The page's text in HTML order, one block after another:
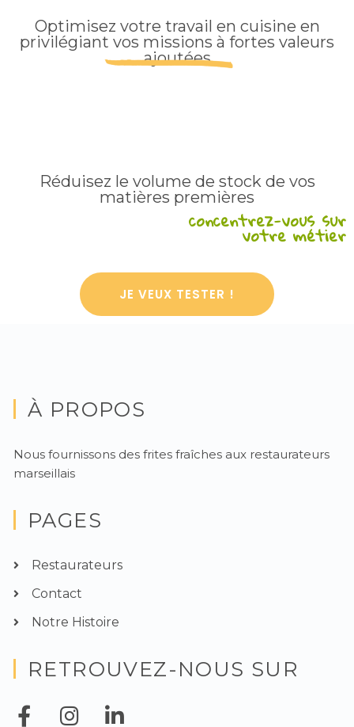
Optimisez votre travail en cuisine en
privilégiant vos missions à fortes valeurs
ajoutées
Réduisez le volume de stock de vos
matières premières
concentrez-vous sur
votre métier
JE VEUX TESTER !
À PROPOS
Nous fournissons des frites fraîches aux restaurateurs
marseillais
PAGES
Restaurateurs
Contact
Notre Histoire
RETROUVEZ-NOUS SUR